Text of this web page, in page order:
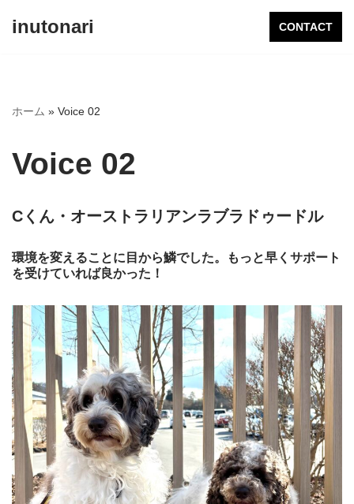
ン
へ
ス
ッ
inutonari CONTACT
ホーム » Voice 02
Voice 02
Cくん・オーストラリアンラブラドゥードル
環境を変えることに目から鱗でした。もっと早くサポート
を受けていれば良かった！